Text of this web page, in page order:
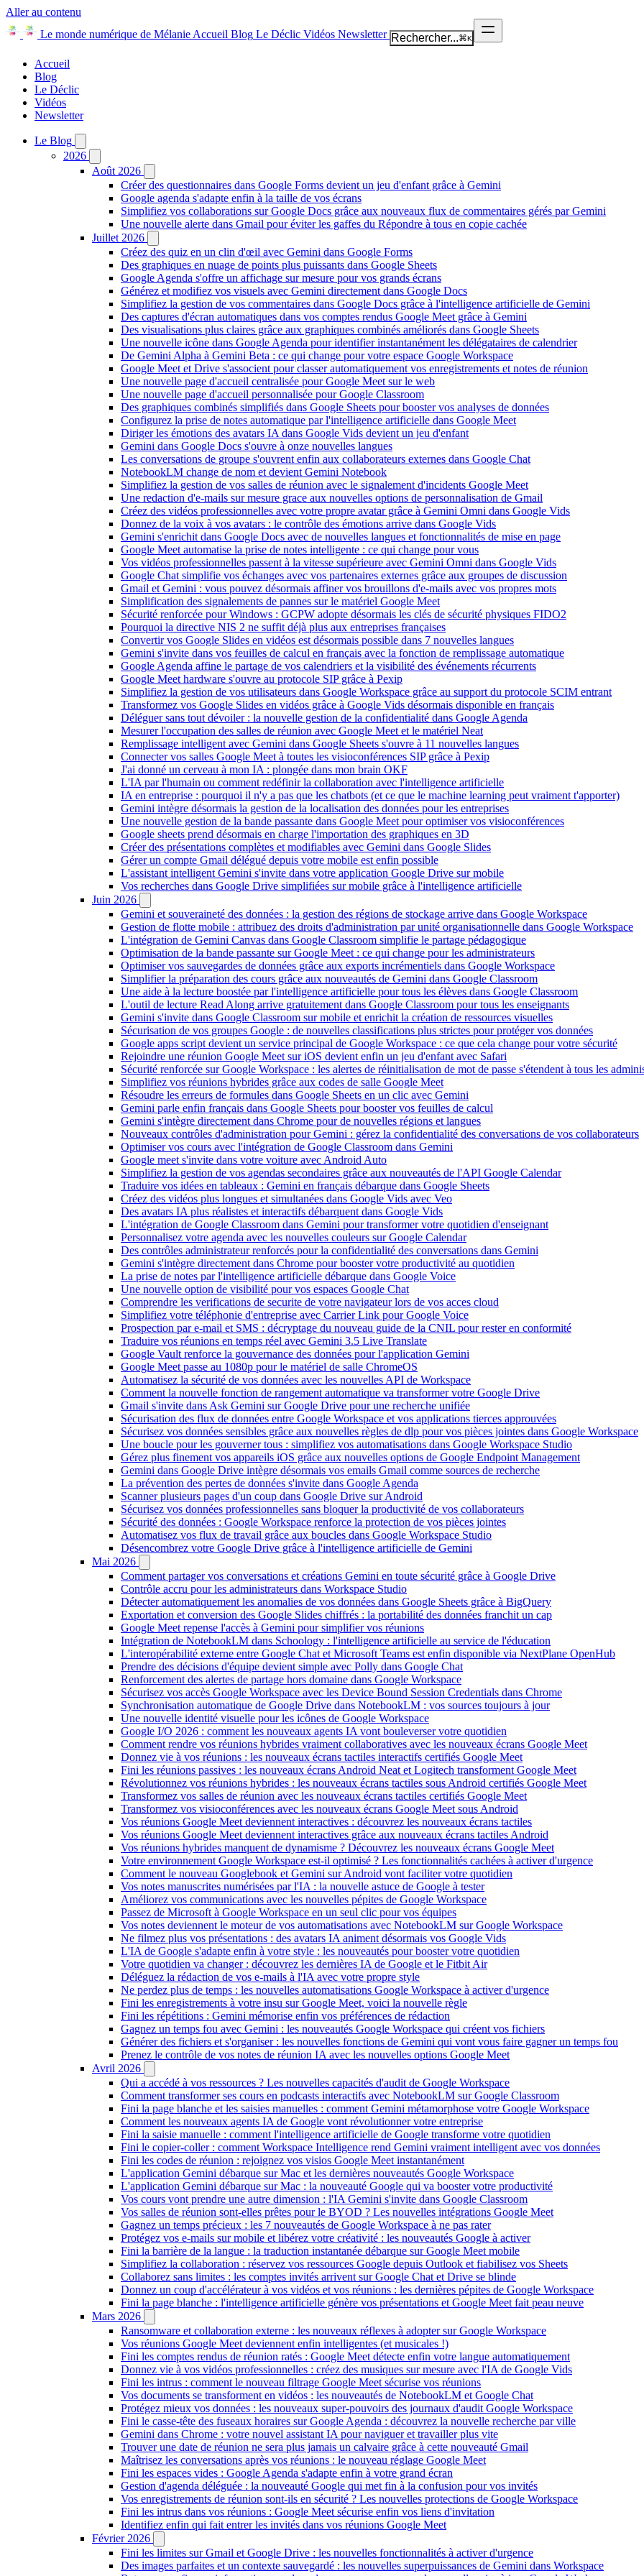
Aller au contenu
Le monde numérique de Mélanie Accueil Blog Le Déclic Vidéos Newsletter Rechercher...⌘K
Accueil
Blog
Le Déclic
Vidéos
Newsletter
Le Blog
2026
Août 2026
Créer des questionnaires dans Google Forms devient un jeu d'enfant grâce à Gemini
Google agenda s'adapte enfin à la taille de vos écrans
Simplifiez vos collaborations sur Google Docs grâce aux nouveaux flux de commentaires gérés par Gemini
Une nouvelle alerte dans Gmail pour éviter les gaffes du Répondre à tous en copie cachée
Juillet 2026
Créez des quiz en un clin d'œil avec Gemini dans Google Forms
Des graphiques en nuage de points plus puissants dans Google Sheets
Google Agenda s'offre un affichage sur mesure pour vos grands écrans
Générez et modifiez vos visuels avec Gemini directement dans Google Docs
Simplifiez la gestion de vos commentaires dans Google Docs grâce à l'intelligence artificielle de Gemini
Des captures d'écran automatiques dans vos comptes rendus Google Meet grâce à Gemini
Des visualisations plus claires grâce aux graphiques combinés améliorés dans Google Sheets
Une nouvelle icône dans Google Agenda pour identifier instantanément les délégataires de calendrier
De Gemini Alpha à Gemini Beta : ce qui change pour votre espace Google Workspace
Google Meet et Drive s'associent pour classer automatiquement vos enregistrements et notes de réunion
Une nouvelle page d'accueil centralisée pour Google Meet sur le web
Une nouvelle page d'accueil personnalisée pour Google Classroom
Des graphiques combinés simplifiés dans Google Sheets pour booster vos analyses de données
Configurez la prise de notes automatique par l'intelligence artificielle dans Google Meet
Diriger les émotions des avatars IA dans Google Vids devient un jeu d'enfant
Gemini dans Google Docs s'ouvre à onze nouvelles langues
Les conversations de groupe s'ouvrent enfin aux collaborateurs externes dans Google Chat
NotebookLM change de nom et devient Gemini Notebook
Simplifiez la gestion de vos salles de réunion avec le signalement d'incidents Google Meet
Une redaction d'e-mails sur mesure grace aux nouvelles options de personnalisation de Gmail
Créez des vidéos professionnelles avec votre propre avatar grâce à Gemini Omni dans Google Vids
Donnez de la voix à vos avatars : le contrôle des émotions arrive dans Google Vids
Gemini s'enrichit dans Google Docs avec de nouvelles langues et fonctionnalités de mise en page
Google Meet automatise la prise de notes intelligente : ce qui change pour vous
Vos vidéos professionnelles passent à la vitesse supérieure avec Gemini Omni dans Google Vids
Google Chat simplifie vos échanges avec vos partenaires externes grâce aux groupes de discussion
Gmail et Gemini : vous pouvez désormais affiner vos brouillons d'e-mails avec vos propres mots
Simplification des signalements de pannes sur le matériel Google Meet
Sécurité renforcée pour Windows : GCPW adopte désormais les clés de sécurité physiques FIDO2
Pourquoi la directive NIS 2 ne suffit déjà plus aux entreprises françaises
Convertir vos Google Slides en vidéos est désormais possible dans 7 nouvelles langues
Gemini s'invite dans vos feuilles de calcul en français avec la fonction de remplissage automatique
Google Agenda affine le partage de vos calendriers et la visibilité des événements récurrents
Google Meet hardware s'ouvre au protocole SIP grâce à Pexip
Simplifiez la gestion de vos utilisateurs dans Google Workspace grâce au support du protocole SCIM entrant
Transformez vos Google Slides en vidéos grâce à Google Vids désormais disponible en français
Déléguer sans tout dévoiler : la nouvelle gestion de la confidentialité dans Google Agenda
Mesurer l'occupation des salles de réunion avec Google Meet et le matériel Neat
Remplissage intelligent avec Gemini dans Google Sheets s'ouvre à 11 nouvelles langues
Connecter vos salles Google Meet à toutes les visioconférences SIP grâce à Pexip
J'ai donné un cerveau à mon IA : plongée dans mon brain OKF
L'IA par l'humain ou comment redéfinir la collaboration avec l'intelligence artificielle
IA en entreprise : pourquoi il n'y a pas que les chatbots (et ce que le machine learning peut vraiment t'apporter)
Gemini intègre désormais la gestion de la localisation des données pour les entreprises
Une nouvelle gestion de la bande passante dans Google Meet pour optimiser vos visioconférences
Google sheets prend désormais en charge l'importation des graphiques en 3D
Créer des présentations complètes et modifiables avec Gemini dans Google Slides
Gérer un compte Gmail délégué depuis votre mobile est enfin possible
L'assistant intelligent Gemini s'invite dans votre application Google Drive sur mobile
Vos recherches dans Google Drive simplifiées sur mobile grâce à l'intelligence artificielle
Juin 2026
Gemini et souveraineté des données : la gestion des régions de stockage arrive dans Google Workspace
Gestion de flotte mobile : attribuez des droits d'administration par unité organisationnelle dans Google Workspace
L'intégration de Gemini Canvas dans Google Classroom simplifie le partage pédagogique
Optimisation de la bande passante sur Google Meet : ce qui change pour les administrateurs
Optimiser vos sauvegardes de données grâce aux exports incrémentiels dans Google Workspace
Simplifier la préparation des cours grâce aux nouveautés de Gemini dans Google Classroom
Une aide à la lecture boostée par l'intelligence artificielle pour tous les élèves dans Google Classroom
L'outil de lecture Read Along arrive gratuitement dans Google Classroom pour tous les enseignants
Gemini s'invite dans Google Classroom sur mobile et enrichit la création de ressources visuelles
Sécurisation de vos groupes Google : de nouvelles classifications plus strictes pour protéger vos données
Google apps script devient un service principal de Google Workspace : ce que cela change pour votre sécurité
Rejoindre une réunion Google Meet sur iOS devient enfin un jeu d'enfant avec Safari
Sécurité renforcée sur Google Workspace : les alertes de réinitialisation de mot de passe s'étendent à tous les
Simplifiez vos réunions hybrides grâce aux codes de salle Google Meet
Résoudre les erreurs de formules dans Google Sheets en un clic avec Gemini
Gemini parle enfin français dans Google Sheets pour booster vos feuilles de calcul
Gemini s'intègre directement dans Chrome pour de nouvelles régions et langues
Nouveaux contrôles d'administration pour Gemini : gérez la confidentialité des conversations de vos collaborateurs
Optimiser vos cours avec l'intégration de Google Classroom dans Gemini
Google meet s'invite dans votre voiture avec Android Auto
Simplifiez la gestion de vos agendas secondaires grâce aux nouveautés de l'API Google Calendar
Traduire vos idées en tableaux : Gemini en français débarque dans Google Sheets
Créez des vidéos plus longues et simultanées dans Google Vids avec Veo
Des avatars IA plus réalistes et interactifs débarquent dans Google Vids
L'intégration de Google Classroom dans Gemini pour transformer votre quotidien d'enseignant
Personnalisez votre agenda avec les nouvelles couleurs sur Google Calendar
Des contrôles administrateur renforcés pour la confidentialité des conversations dans Gemini
Gemini s'intègre directement dans Chrome pour booster votre productivité au quotidien
La prise de notes par l'intelligence artificielle débarque dans Google Voice
Une nouvelle option de visibilité pour vos espaces Google Chat
Comprendre les verifications de securite de votre navigateur lors de vos acces cloud
Simplifiez votre téléphonie d'entreprise avec Carrier Link pour Google Voice
Prospection par e-mail et SMS : décryptage du nouveau guide de la CNIL pour rester en conformité
Traduire vos réunions en temps réel avec Gemini 3.5 Live Translate
Google Vault renforce la gouvernance des données pour l'application Gemini
Google Meet passe au 1080p pour le matériel de salle ChromeOS
Automatisez la sécurité de vos données avec les nouvelles API de Workspace
Comment la nouvelle fonction de rangement automatique va transformer votre Google Drive
Gmail s'invite dans Ask Gemini sur Google Drive pour une recherche unifiée
Sécurisation des flux de données entre Google Workspace et vos applications tierces approuvées
Sécurisez vos données sensibles grâce aux nouvelles règles de dlp pour vos pièces jointes dans Google Workspace
Une boucle pour les gouverner tous : simplifiez vos automatisations dans Google Workspace Studio
Gérez plus finement vos appareils iOS grâce aux nouvelles options de Google Endpoint Management
Gemini dans Google Drive intègre désormais vos emails Gmail comme sources de recherche
La prévention des pertes de données s'invite dans Google Agenda
Scanner plusieurs pages d'un coup dans Google Drive sur Android
Sécurisez vos données professionnelles sans bloquer la productivité de vos collaborateurs
Sécurité des données : Google Workspace renforce la protection de vos pièces jointes
Automatisez vos flux de travail grâce aux boucles dans Google Workspace Studio
Désencombrez votre Google Drive grâce à l'intelligence artificielle de Gemini
Mai 2026
Comment partager vos conversations et créations Gemini en toute sécurité grâce à Google Drive
Contrôle accru pour les administrateurs dans Workspace Studio
Détecter automatiquement les anomalies de vos données dans Google Sheets grâce à BigQuery
Exportation et conversion des Google Slides chiffrés : la portabilité des données franchit un cap
Google Meet repense l'accès à Gemini pour simplifier vos réunions
Intégration de NotebookLM dans Schoology : l'intelligence artificielle au service de l'éducation
L'interopérabilité externe entre Google Chat et Microsoft Teams est enfin disponible via NextPlane OpenHub
Prendre des décisions d'équipe devient simple avec Polly dans Google Chat
Renforcement des alertes de partage hors domaine dans Google Workspace
Sécurisez vos accès Google Workspace avec les Device Bound Session Credentials dans Chrome
Synchronisation automatique de Google Drive dans NotebookLM : vos sources toujours à jour
Une nouvelle identité visuelle pour les icônes de Google Workspace
Google I/O 2026 : comment les nouveaux agents IA vont bouleverser votre quotidien
Comment rendre vos réunions hybrides vraiment collaboratives avec les nouveaux écrans Google Meet
Donnez vie à vos réunions : les nouveaux écrans tactiles interactifs certifiés Google Meet
Fini les réunions passives : les nouveaux écrans Android Neat et Logitech transforment Google Meet
Révolutionnez vos réunions hybrides : les nouveaux écrans tactiles sous Android certifiés Google Meet
Transformez vos salles de réunion avec les nouveaux écrans tactiles certifiés Google Meet
Transformez vos visioconférences avec les nouveaux écrans Google Meet sous Android
Vos réunions Google Meet deviennent interactives : découvrez les nouveaux écrans tactiles
Vos réunions Google Meet deviennent interactives grâce aux nouveaux écrans tactiles Android
Vos réunions hybrides manquent de dynamisme ? Découvrez les nouveaux écrans Google Meet
Votre environnement Google Workspace est-il optimisé ? Les fonctionnalités cachées à activer d'urgence
Comment le nouveau Googlebook et Gemini sur Android vont faciliter votre quotidien
Vos notes manuscrites numérisées par l'IA : la nouvelle astuce de Google à tester
Améliorez vos communications avec les nouvelles pépites de Google Workspace
Passez de Microsoft à Google Workspace en un seul clic pour vos équipes
Vos notes deviennent le moteur de vos automatisations avec NotebookLM sur Google Workspace
Ne filmez plus vos présentations : des avatars IA animent désormais vos Google Vids
L'IA de Google s'adapte enfin à votre style : les nouveautés pour booster votre quotidien
Votre quotidien va changer : découvrez les dernières IA de Google et le Fitbit Air
Déléguez la rédaction de vos e-mails à l'IA avec votre propre style
Ne perdez plus de temps : les nouvelles automatisations Google Workspace à activer d'urgence
Fini les enregistrements à votre insu sur Google Meet, voici la nouvelle règle
Fini les répétitions : Gemini mémorise enfin vos préférences de rédaction
Gagnez un temps fou avec Gemini : les nouveautés Google Workspace qui créent vos fichiers
Générer des fichiers et s'organiser : les nouvelles fonctions de Gemini qui vont vous faire gagner un temps fou
Prenez le contrôle de vos notes de réunion IA avec les nouvelles options Google Meet
Avril 2026
Qui a accédé à vos ressources ? Les nouvelles capacités d'audit de Google Workspace
Comment transformer ses cours en podcasts interactifs avec NotebookLM sur Google Classroom
Fini la page blanche et les saisies manuelles : comment Gemini métamorphose votre Google Workspace
Comment les nouveaux agents IA de Google vont révolutionner votre entreprise
Fini la saisie manuelle : comment l'intelligence artificielle de Google transforme votre quotidien
Fini le copier-coller : comment Workspace Intelligence rend Gemini vraiment intelligent avec vos données
Fini les codes de réunion : rejoignez vos visios Google Meet instantanément
L'application Gemini débarque sur Mac et les dernières nouveautés Google Workspace
L'application Gemini débarque sur Mac : la nouveauté Google qui va booster votre productivité
Vos cours vont prendre une autre dimension : l'IA Gemini s'invite dans Google Classroom
Vos salles de réunion sont-elles prêtes pour le BYOD ? Les nouvelles intégrations Google Meet
Gagnez un temps précieux : les 7 nouveautés de Google Workspace à ne pas rater
Protégez vos e-mails sur mobile et libérez votre créativité : les nouveautés Google à activer
Fini la barrière de la langue : la traduction instantanée débarque sur Google Meet mobile
Simplifiez la collaboration : réservez vos ressources Google depuis Outlook et fiabilisez vos Sheets
Collaborez sans limites : les comptes invités arrivent sur Google Chat et Drive se blinde
Donnez un coup d'accélérateur à vos vidéos et vos réunions : les dernières pépites de Google Workspace
Fini la page blanche : l'intelligence artificielle génère vos présentations et Google Meet fait peau neuve
Mars 2026
Ransomware et collaboration externe : les nouveaux réflexes à adopter sur Google Workspace
Vos réunions Google Meet deviennent enfin intelligentes (et musicales !)
Fini les comptes rendus de réunion ratés : Google Meet détecte enfin votre langue automatiquement
Donnez vie à vos vidéos professionnelles : créez des musiques sur mesure avec l'IA de Google Vids
Fini les intrus : comment le nouveau filtrage Google Meet sécurise vos réunions
Vos documents se transforment en vidéos : les nouveautés de NotebookLM et Google Chat
Protégez mieux vos données : les nouveaux super-pouvoirs des journaux d'audit Google Workspace
Fini le casse-tête des fuseaux horaires sur Google Agenda : découvrez la nouvelle recherche par ville
Gemini dans Chrome : votre nouvel assistant IA pour naviguer et travailler plus vite
Trouver une date de réunion ne sera plus jamais un calvaire grâce à cette nouveauté Gmail
Maîtrisez les conversations après vos réunions : le nouveau réglage Google Meet
Fini les espaces vides : Google Agenda s'adapte enfin à votre grand écran
Gestion d'agenda déléguée : la nouveauté Google qui met fin à la confusion pour vos invités
Vos enregistrements de réunion sont-ils en sécurité ? Les nouvelles protections de Google Workspace
Fini les intrus dans vos réunions : Google Meet sécurise enfin vos liens d'invitation
Identifiez enfin qui fait entrer les invités dans vos réunions Google Meet
Février 2026
Fini les limites sur Gmail et Google Drive : les nouvelles fonctionnalités à activer d'urgence
Des images parfaites et un contexte sauvegardé : les nouvelles superpuissances de Gemini dans Workspace